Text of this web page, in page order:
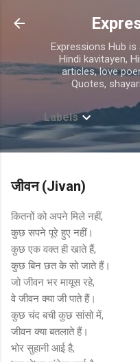
Skip
Expressions Hub
Hindi kavitayen,
articles, love
Quotes,
Labels
जीवन (Jivan)
कितनों को अपने मिले नहीं,
कुछ सपने पूरे हुए नहीं।
कुछ एक वक्त ही खाते हैं,
कुछ बिन छत के सो जाते हैं।
जो जीवन भर मायूस रहे,
वे जीवन क्या जी पाते हैं।
कुछ चंद बची कुछ सांसो में,
जीवन क्या बतलाते हैं।
भोर सुहानी आई है,